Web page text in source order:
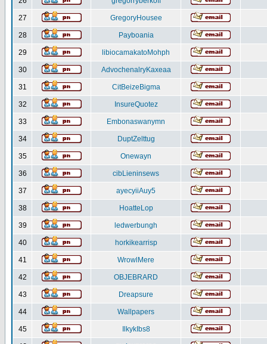
27 GregoryHousee
28 Payboania
29 libiocamakatoMohph
30 AdvochenalryKaxeaa
31 CitBeizeBigma
32 InsureQuotez
33 Embonaswanymn
34 DuptZelttug
35 Onewayn
36 cibLieninsews
37 ayecyiiAuy5
38 HoatteLop
39 ledwerbungh
40 horkikearrisp
41 WrowlMere
42 OBJEBRARD
43 Dreapsure
44 Wallpapers
45 IlkykIbs8